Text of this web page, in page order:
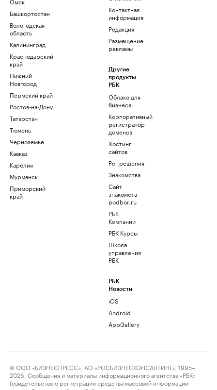
Башкортостан
Вологодская
область
Калининград
Краснодарский
край
Нижний
Новгород
Пермский край
Ростов-на-Дону
Татарстан
Тюмень
Черноземье
Кавказ
Карелия
Мурманск
Приморский
край
Контактная
информация
Редакция
Размещение
рекламы
Другие
продукты
РБК
Облако для
бизнеса
Корпоративный
регистратор
доменов
Хостинг
сайтов
Рег.решения
Знакомства
Сайт
знакомств
podbor.ru
РБК
Компании
РБК Курсы
Школа
управления
РБК
РБК
Новости
iOS
Android
AppGallery
© ООО «БИЗНЕСПРЕСС», АО «РОСБИЗНЕСКОНСАЛТИНГ», 1995–
2026. Сообщения и материалы информационного агентства «РБК»
(свидетельство о регистрации средства массовой информации